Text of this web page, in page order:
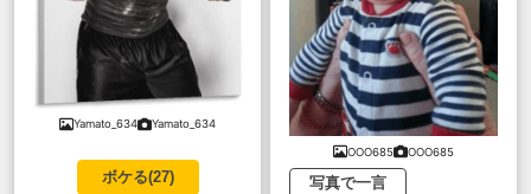
Yamato_634 Yamato_634
ボケる(27)
OOO685 OOO685
写真で一言